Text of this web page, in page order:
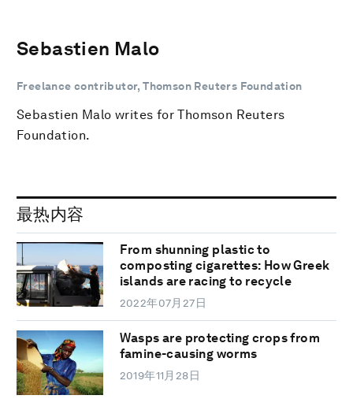
Sebastien Malo
Freelance contributor, Thomson Reuters Foundation
Sebastien Malo writes for Thomson Reuters
Foundation.
最热内容
From shunning plastic to
composting cigarettes: How Greek
islands are racing to recycle
2022年07月27日
Wasps are protecting crops from
famine-causing worms
2019年11月28日